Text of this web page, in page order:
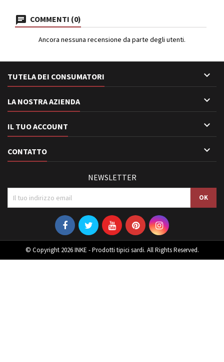
COMMENTI (0)
Ancora nessuna recensione da parte degli utenti.
TUTELA DEI CONSUMATORI 
LA NOSTRA AZIENDA 
IL TUO ACCOUNT 
CONTATTO 
NEWSLETTER
© Copyright 2026 INKE - Prodotti tipici sardi. All Rights Reserved.